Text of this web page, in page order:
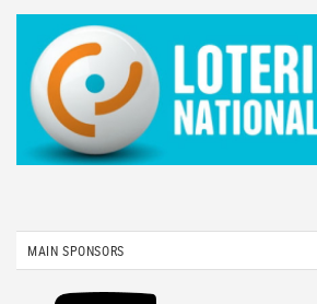
MAIN SPONSORS